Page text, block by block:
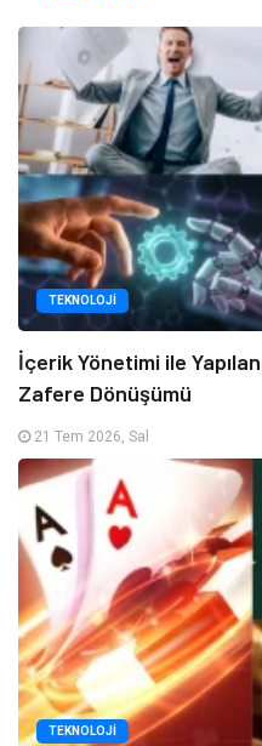
TEKNOLOJI
İçerik Yönetimi ile
Zafere Dönüşümü
21 Tem 2026, Sal
TEKNOLOJI